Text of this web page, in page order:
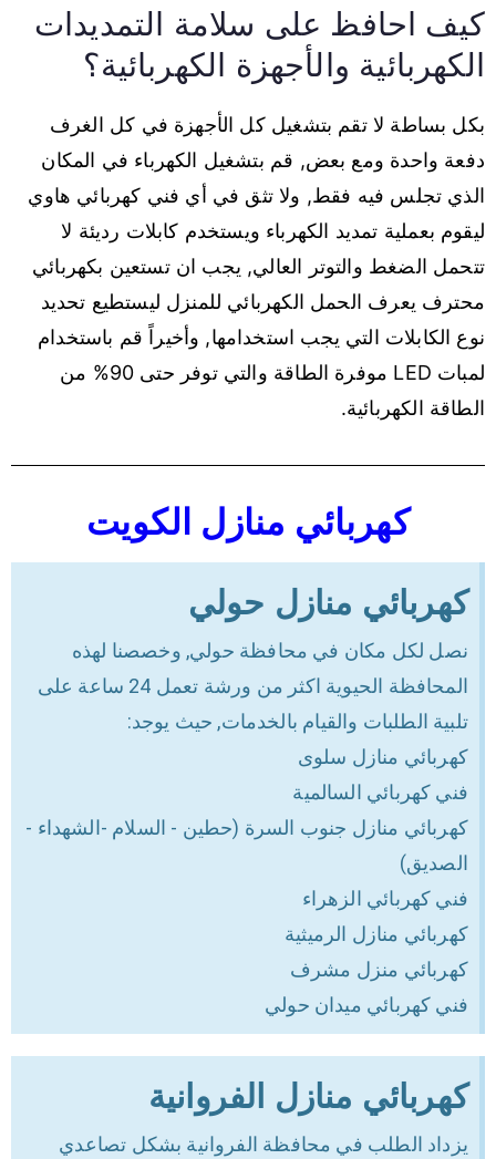
كيف احافظ على سلامة التمديدات
الكهربائية والأجهزة الكهربائية؟
بكل بساطة لا تقم بتشغيل كل الأجهزة في كل الغرف
دفعة واحدة ومع بعض, قم بتشغيل الكهرباء في المكان
الذي تجلس فيه فقط, ولا تثق في أي فني كهربائي هاوي
ليقوم بعملية تمديد الكهرباء ويستخدم كابلات رديئة لا
تتحمل الضغط والتوتر العالي, يجب ان تستعين بكهربائي
محترف يعرف الحمل الكهربائي للمنزل ليستطيع تحديد
نوع الكابلات التي يجب استخدامها, وأخيراً قم باستخدام
لمبات LED موفرة الطاقة والتي توفر حتى 90% من
الطاقة الكهربائية.
كهربائي منازل الكويت
كهربائي منازل حولي
نصل لكل مكان في محافظة حولي, وخصصنا لهذه
المحافظة الحيوية اكثر من ورشة تعمل 24 ساعة على
تلبية الطلبات والقيام بالخدمات, حيث يوجد:
كهربائي منازل سلوى
فني كهربائي السالمية
كهربائي منازل جنوب السرة (حطين - السلام -الشهداء -
الصديق)
فني كهربائي الزهراء
كهربائي منازل الرميثية
كهربائي منزل مشرف
فني كهربائي ميدان حولي
كهربائي منازل الفروانية
يزداد الطلب في محافظة الفروانية بشكل تصاعدي